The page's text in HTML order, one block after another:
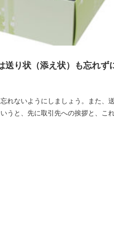
送り状（添え状）も忘れず
れないようにしましょう。また、
うと、先に取引先への挨拶と、こ